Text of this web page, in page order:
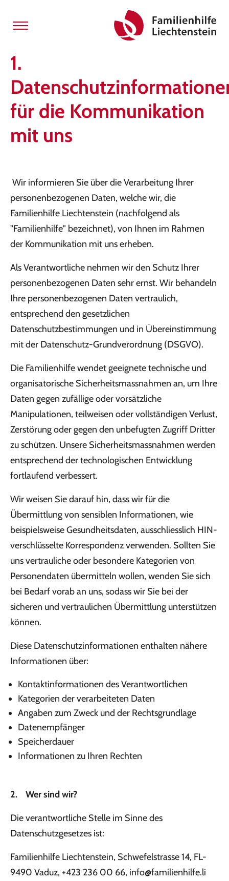
1.
für die Kommunikation
mit uns
Wir informieren Sie über die Verarbeitung Ihrer
personenbezogenen Daten, welche wir, die
Familienhilfe Liechtenstein (nachfolgend als
"Familienhilfe" bezeichnet), von Ihnen im Rahmen
der Kommunikation mit uns erheben.
Als Verantwortliche nehmen wir den Schutz Ihrer
personenbezogenen Daten sehr ernst. Wir behandeln
Ihre personenbezogenen Daten vertraulich,
entsprechend den gesetzlichen
Datenschutzbestimmungen und in Übereinstimmung
mit der Datenschutz-Grundverordnung (DSGVO).
Die Familienhilfe wendet geeignete technische und
organisatorische Sicherheitsmassnahmen an, um Ihre
Daten gegen zufällige oder vorsätzliche
Manipulationen, teilweisen oder vollständigen Verlust,
Zerstörung oder gegen den unbefugten Zugriff Dritter
zu schützen. Unsere Sicherheitsmassnahmen werden
entsprechend der technologischen Entwicklung
fortlaufend verbessert.
Wir weisen Sie darauf hin, dass wir für die
Übermittlung von sensiblen Informationen, wie
beispielsweise Gesundheitsdaten, ausschliesslich HIN-
verschlüsselte Korrespondenz verwenden. Sollten Sie
uns vertrauliche oder besondere Kategorien von
Personendaten übermitteln wollen, wenden Sie sich
bei Bedarf vorab an uns, sodass wir Sie bei der
sicheren und vertraulichen Übermittlung unterstützen
können.
Diese Datenschutzinformationen enthalten nähere
Informationen über:
Kontaktinformationen des Verantwortlichen
Kategorien der verarbeiteten Daten
Angaben zum Zweck und der Rechtsgrundlage
Datenempfänger
Speicherdauer
Informationen zu Ihren Rechten
2. Wer sind wir?
Die verantwortliche Stelle im Sinne des
Datenschutzgesetzes ist:
Familienhilfe Liechtenstein, Schwefelstrasse 14, FL-
9490 Vaduz, +423 236 00 66, info@familienhilfe.li